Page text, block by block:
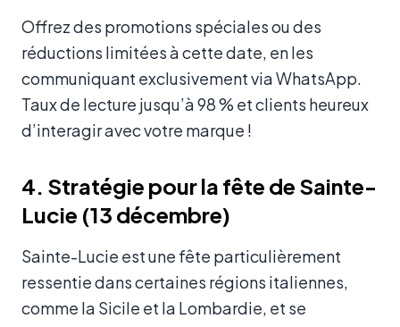
Offrez des promotions spéciales ou des
réductions limitées à cette date, en les
communiquant exclusivement via WhatsApp.
Taux de lecture jusqu’à 98 % et clients heureux
d’interagir avec votre marque !
4. Stratégie pour la fête de Sainte-
Lucie (13 décembre)
Sainte-Lucie est une fête particulièrement
ressentie dans certaines régions italiennes,
comme la Sicile et la Lombardie, et se